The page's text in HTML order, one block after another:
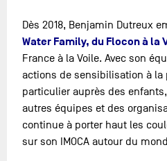
Dès 2018, Benjamin Dutreux
Water Family, du Flocon à la
France à la Voile. Avec son
actions de sensibilisation à la
particulier auprès des
autres équipes et des
continue à porter haut les
sur son IMOCA autour du